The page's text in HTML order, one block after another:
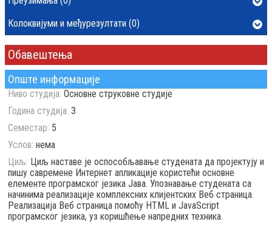
Опште информације
Ниво студија: Основне струковне студије
Година студија: 3
Семестар: 5
Услов: нема
Циљ: Циљ наставе је оспособљавање студената да пројектују и
пишу савремене Интернет апликације користећи основне
елементе програмског језика Јава. Упознавање студената са
начинима реализације комплексних клијентских Веб страница.
Реализација Веб страница помоћу HTML и JavaScript
програмског језика, уз коришћење напредних техника.
Колоквијуми и међурезултати (0)
Обавештења